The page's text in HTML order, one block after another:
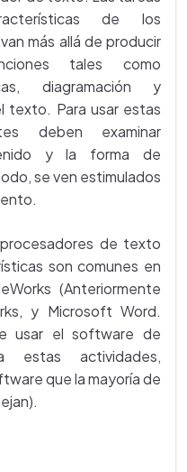
de los
más allá de producir
tales como
diagramación y
texto. Para usar estas
deben examinar
y la forma de
se ven estimulados
de texto
son comunes en
(Anteriormente
y Microsoft Word.
usar el software de
estas actividades,
que la mayoría de